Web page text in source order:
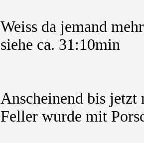
Weiss da jemand
siehe ca. 31:10min
Anscheinend bis
Feller wurde mit